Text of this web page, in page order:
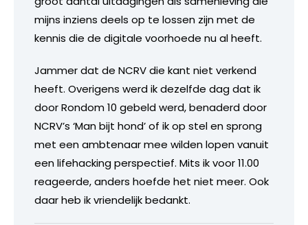
mijns inziens deels op te lossen zijn met de
kennis die de digitale voorhoede nu al heeft.
Jammer dat de NCRV die kant niet verkend
heeft. Overigens werd ik dezelfde dag dat ik
door Rondom 10 gebeld werd, benaderd door
NCRV’s ‘Man bijt hond’ of ik op stel en sprong
met een ambtenaar mee wilden lopen vanuit
een lifehacking perspectief. Mits ik voor 11.00
reageerde, anders hoefde het niet meer. Ook
daar heb ik vriendelijk bedankt.